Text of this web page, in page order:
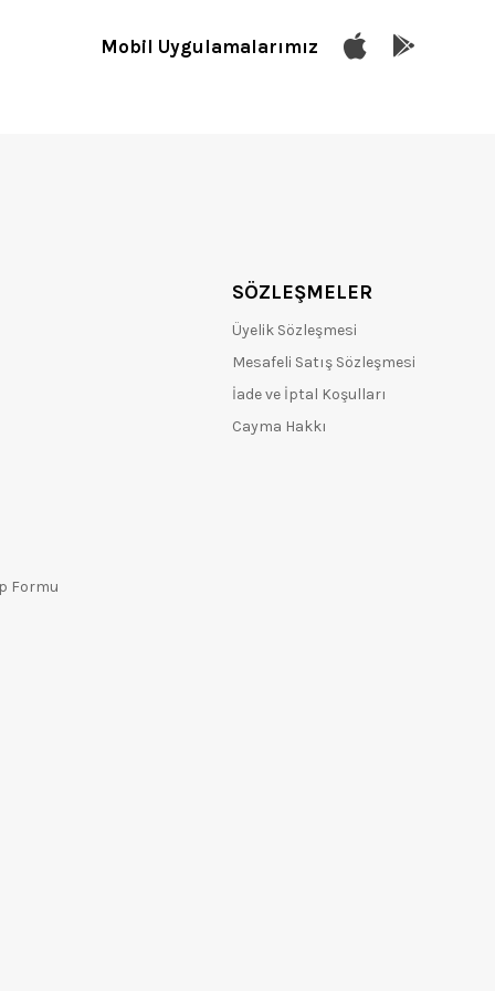
Mobil Uygulamalarımız
Formu
SÖZLEŞMELER
Üyelik Sözleşmesi
Mesafeli Satış Sözleşmesi
İade ve İptal Koşulları
Cayma Hakkı